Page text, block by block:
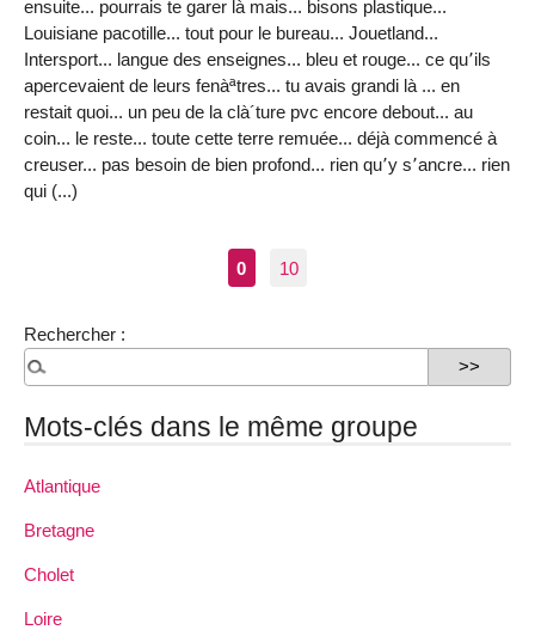
ensuite... pourrais te garer là mais... bisons plastique...
Louisiane pacotille... tout pour le bureau... Jouetland...
Intersport... langue des enseignes... bleu et rouge... ce qu՚ils
apercevaient de leurs fenàªtres... tu avais grandi là ... en
restait quoi... un peu de la clà´ture pvc encore debout... au
coin... le reste... toute cette terre remuée... déjà commencé à
creuser... pas besoin de bien profond... rien qu՚y s՚ancre... rien
qui (...)
0 10
Rechercher :
Mots-clés dans le même groupe
Atlantique
Bretagne
Cholet
Loire